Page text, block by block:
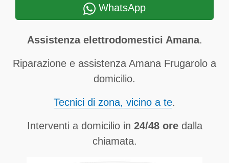
WhatsApp
Assistenza elettrodomestici Amana.
Riparazione e assistenza Amana Frugarolo a
domicilio.
Tecnici di zona, vicino a te.
Interventi a domicilio in 24/48 oredalla
chiamata.